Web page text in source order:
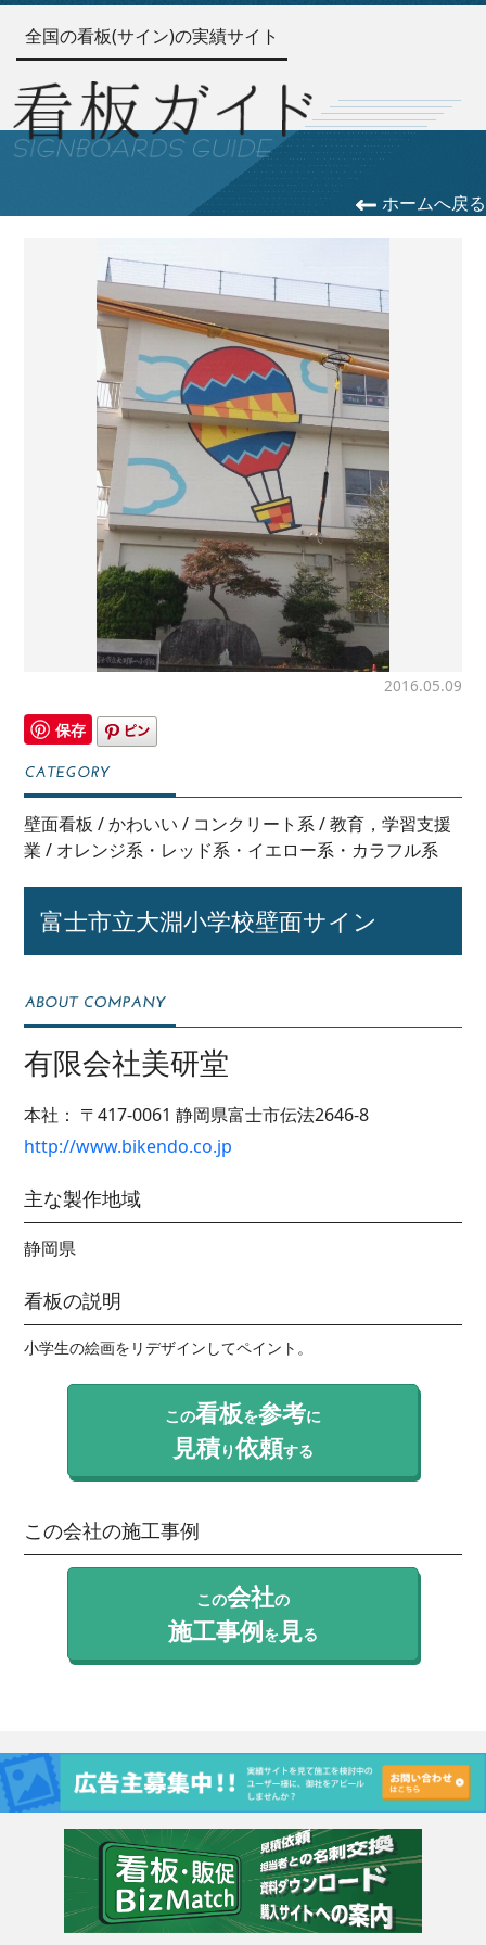
全国の看板(サイン)の実績サイト
ホームへ戻る
2016.05.09
保存
壁面看板 /かわいい / コンクリート系/教育，学習支援
業 / オレンジ系・レッド系・イエロー系・カラフル系
富士市立大淵小学校壁面サイン
有限会社美研堂
本社： 〒417-0061 静岡県富士市伝法2646-8
http://www.bikendo.co.jp
主な製作地域
静岡県
看板の説明
小学生の絵画をリデザインしてペイント。
この看板を参考に
見積り依頼する
この会社の施工事例
この会社の
施工事例を 見る